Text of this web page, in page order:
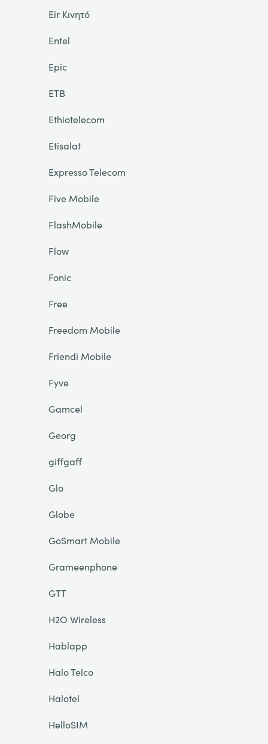
Eir Κινητό
Entel
Epic
ETB
Ethiotelecom
Etisalat
Expresso Telecom
Five Mobile
FlashMobile
Flow
Fonic
Free
Freedom Mobile
Friendi Mobile
Fyve
Gamcel
Georg
giffgaff
Glo
Globe
GoSmart Mobile
Grameenphone
GTT
H2O Wireless
Hablapp
Halo Telco
Halotel
HelloSIM